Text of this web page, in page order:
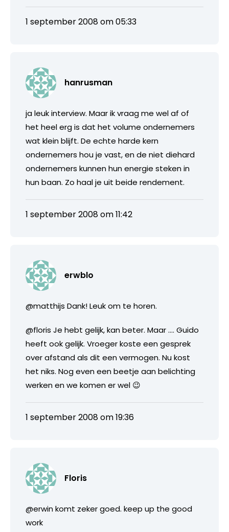
1 september 2008 om 05:33
hanrusman
ja leuk interview. Maar ik vraag me wel af of
het heel erg is dat het volume ondernemers
wat klein blijft. De echte harde kern
ondernemers hou je vast, en de niet diehard
ondernemers kunnen hun energie steken in
hun baan. Zo haal je uit beide rendement.
1 september 2008 om 11:42
erwblo
@matthijs Dank! Leuk om te horen.
@floris Je hebt gelijk, kan beter. Maar …. Guido
heeft ook gelijk. Vroeger koste een gesprek
over afstand als dit een vermogen. Nu kost
het niks. Nog even een beetje aan belichting
werken en we komen er wel 😉
1 september 2008 om 19:36
Floris
@erwin komt zeker goed. keep up the good
work